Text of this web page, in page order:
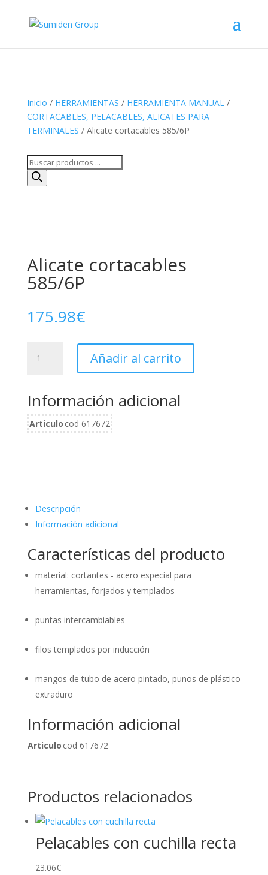
Inicio / HERRAMIENTAS / HERRAMIENTA MANUAL/
CORTACABLES, PELACABLES, ALICATES PARA
TERMINALES / Alicate cortacables 585/6P
Búsqueda
de
productos
Alicate cortacables
585/6P
175.98€
cortacables
Añadir al carrito
Información adicional
Articulo cod 617672
Descripción
Información adicional
Características del producto
material: cortantes - acero especial para
herramientas, forjados y templados
puntas intercambiables
filos templados por inducción
mangos de tubo de acero pintado, punos de plástico
extraduro
Información adicional
Articulo cod 617672
Productos relacionados
Pelacables con cuchilla recta
23.06€